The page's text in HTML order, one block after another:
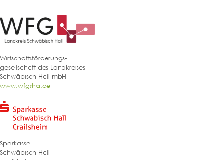
Wirtschaftsförderungs-
gesellschaft des Landkreises
Schwäbisch Hall mbH
www.wfgsha.de
Sparkasse
Schwäbisch Hall